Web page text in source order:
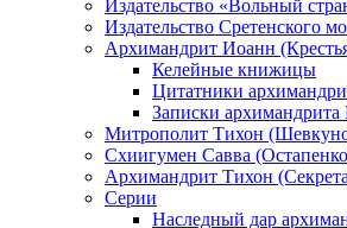
Издательство «Вольный
Издательство Сретенского
Архимандрит Иоанн
Келейные книжицы
Цитатники
Записки архимандрита
Митрополит Тихон
Схиигумен Савва
Архимандрит Тихон
Серии
Наследный дар